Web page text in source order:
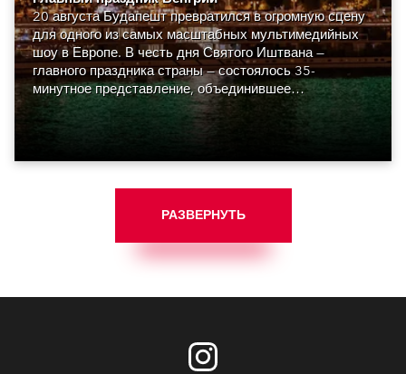
20 августа Будапешт превратился в огромную сцену
для одного из самых масштабных мультимедийных
шоу в Европе. В честь дня Святого Иштвана —
главного праздника страны — состоялось 35-
минутное представление, объединившее
видеомаппинг, лазеры, световое шоу, дроны и
грандиозный фейерверк вдоль пяткилометрового
РАЗВЕРНУТЬ